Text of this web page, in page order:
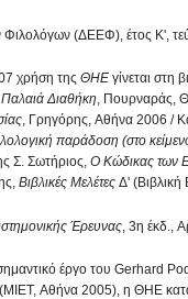
Φιλολόγων (ΔΕΕΦ), έτος Κ',
χρήση τηςΘΗΕ γίνεται στη
Διαθήκη, Πουρναράς,
, Γρηγόρης, Αθήνα 2006 /
παράδοση (στο
Σ. Σωτήριος,Ο Κώδικας των
Βιβλικές Μελέτες Δ' (Βιβλική
Έρευνας , 3η έκδ.,
σημαντικό έργο του Gerhard
(ΜΙΕΤ, Αθήνα 2005), η ΘΗΕ